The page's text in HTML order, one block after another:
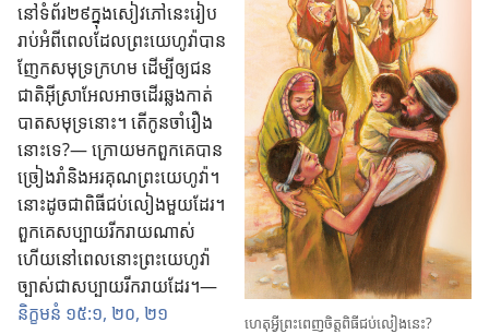
ហេតុ​អ្វី​ព្រះ​ពេញ​ចិត្ត​ពិធី​ជប់​លៀង​នេះ?
នៅ​ទំព័រ​២៩​ក្នុង​សៀវភៅ​នេះ​រៀប​
រាប់​អំពី​ពេល​ដែល​ព្រះ​យេហូវ៉ា​បាន​
ញែក​សមុទ្រ​ក្រហម ដើម្បី​ឲ្យ​ជន​
ជាតិ​អ៊ីស្រាអែល​អាច​ដើរ​ឆ្លង​កាត់​
បាត​សមុទ្រ​នោះ។ តើ​កូន​ចាំ​រឿង​
នោះ​ទេ?— ក្រោយ​មក​ពួក​គេ​បាន​
ច្រៀង​រាំ​និង​អរគុណ​ព្រះ​យេហូវ៉ា។
នោះ​ដូច​ជា​ពិធី​ជប់​លៀង​មួយ​ដែរ។
ពួក​គេ​សប្បាយ​រីក​រាយ​ណាស់
ហើយ​នៅ​ពេល​នោះ​ព្រះ​យេហូវ៉ា​
ច្បាស់​ជា​សប្បាយ​រីក​រាយ​ដែរ។—
និក្ខមនំ ១៥:១, ២០, ២១